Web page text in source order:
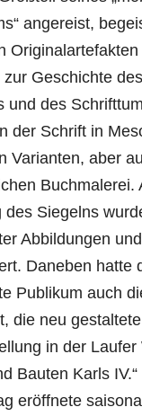
angereist,
Originalartefakten
zur Geschichte des
und des
der Schrift in
Varianten, aber
Buchmalerei.
des Siegelns
Abbildungen
Daneben hatte
Publikum auch
die neu
in der Laufer
Bauten Karls
eröffnete